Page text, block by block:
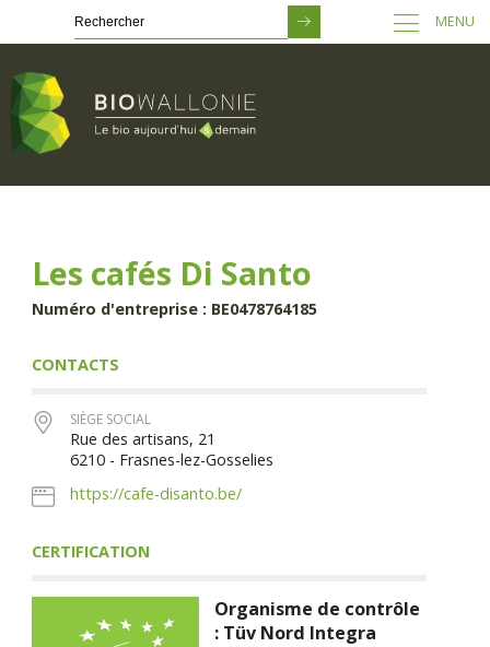
principal
MENU
Les cafés Di Santo
Numéro d'entreprise : BE0478764185
CONTACTS
SIÈGE SOCIAL
Rue des artisans, 21
6210 - Frasnes-lez-Gosselies
https://cafe-disanto.be/
CERTIFICATION
Organisme de contrôle
: Tüv Nord Integra